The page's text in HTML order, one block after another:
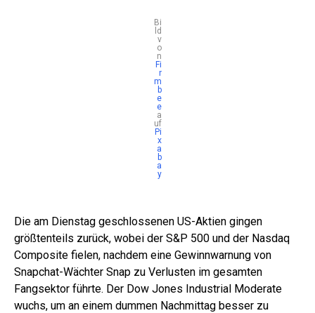
Bi
ld
v
o
n
Fi
r
m
b
e
e
a
uf
Pi
x
a
b
a
y
Die am Dienstag geschlossenen US-Aktien gingen
größtenteils zurück, wobei der S&P 500 und der Nasdaq
Composite fielen, nachdem eine Gewinnwarnung von
Snapchat-Wächter Snap zu Verlusten im gesamten
Fangsektor führte. Der Dow Jones Industrial Moderate
wuchs, um an einem dummen Nachmittag besser zu